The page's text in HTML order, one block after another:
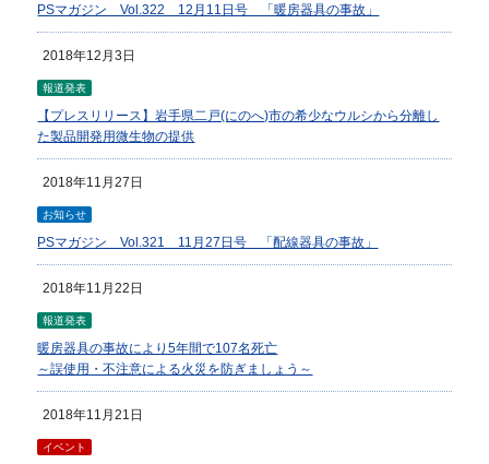
PSマガジン Vol.322 12月11日号 「暖房器具の事故」
2018年12月3日
報道発表
【プレスリリース】岩手県二戸(にのへ)市の希少なウルシから分離し
た製品開発用微生物の提供
2018年11月27日
お知らせ
PSマガジン Vol.321 11月27日号 「配線器具の事故」
2018年11月22日
報道発表
暖房器具の事故により5年間で107名死亡
～誤使用・不注意による火災を防ぎましょう～
2018年11月21日
イベント